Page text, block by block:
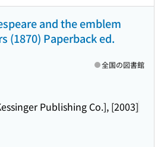
and the emblem
(1870) Paperback ed.
Publishing Co.], [2003]
全国の図書館